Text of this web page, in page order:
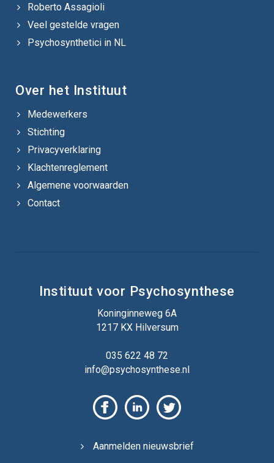
Roberto Assagioli
Veel gestelde vragen
Psychosynthetici in NL
Over het Instituut
Medewerkers
Stichting
Privacyverklaring
Klachtenreglement
Algemene voorwaarden
Contact
Instituut voor Psychosynthese
Koninginneweg 6A
1217 KX Hilversum
035 622 48 72
info@psychosynthese.nl
Aanmelden nieuwsbrief